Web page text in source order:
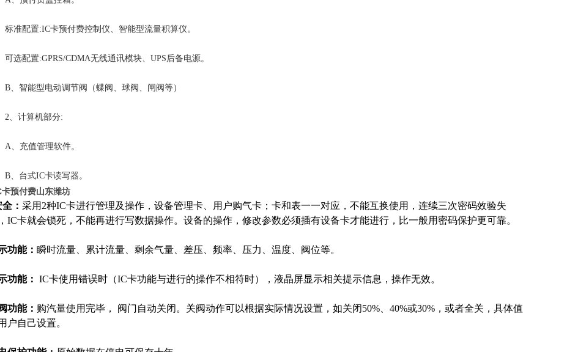
配置:IC卡预付费控制仪、智能型流量积算仪。
配置:GPRS/CDMA无线通讯模块、UPS后备电源。
智能型电动调节阀（蝶阀、球阀、闸阀等）
计算机部分:
充值管理软件。
台式IC卡读写器。
卡预付费山东潍坊
： 采用 2种IC卡进行管理及操作，设备管理卡、用户购气卡；卡和表一一对应，不能互换使用，连续三次密码效验失
IC卡就会锁死，不能再进行写数据操作。设备的操作，修改参数必须插有设备卡才能进行，比一般用密码保护更可靠。
功能： 瞬时流量、累计流量、剩余气量、差压、频率、压力、温度、阀位等。
功能： IC卡使用错误时（IC卡功能与进行的操作不相符时），液晶屏显示相关提示信息，操作无效。
功能： 购汽量使用完毕， 阀门自动关闭。关阀动作可以根据实际情况设置，如关闭50%、40%或30%，或者全关，具体值
户自己设置。